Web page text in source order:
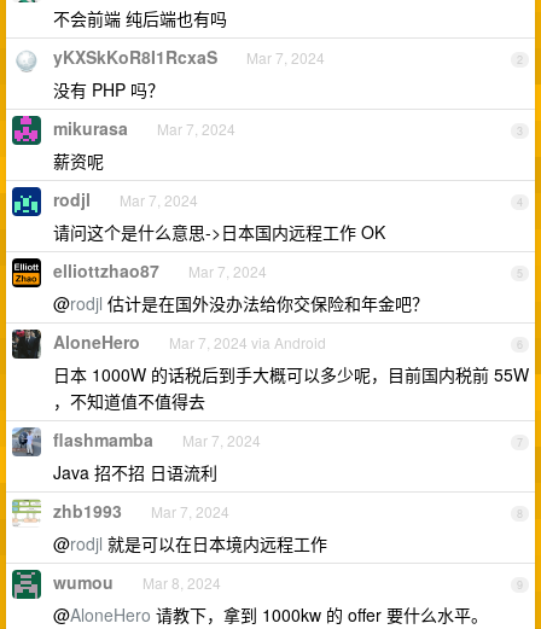
不会前端 纯后端也有吗
2
yKXSkKoR8I1RcxaS Mar 7, 2024
没有 PHP 吗？
3
mikurasa Mar 7, 2024
薪资呢
4
rodjl Mar 7, 2024
请问这个是什么意思->日本国内远程工作 OK
5
elliottzhao87 Mar 7, 2024
@rodjl 估计是在国外没办法给你交保险和年金吧？
6
AloneHero Mar 7, 2024 via Android
日本 1000W 的话税后到手大概可以多少呢，目前国内税前 55W
，不知道值不值得去
7
flashmamba Mar 7, 2024
Java 招不招 日语流利
8
zhb1993 Mar 7, 2024
@rodjl 就是可以在日本境内远程工作
9
wumou Mar 8, 2024
@AloneHero 请教下，拿到 1000kw 的 offer 要什么水平。